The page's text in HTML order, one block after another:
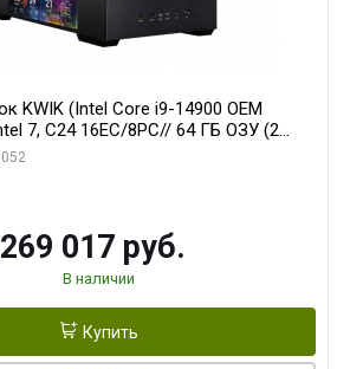
KWIK (Intel Core i9-14900 OEM
7, C24 16EC/8PC// 64 ГБ ОЗУ (2
GAMINGPRO OC 16GB GDDR7
269 017 руб.
В наличии
Купить